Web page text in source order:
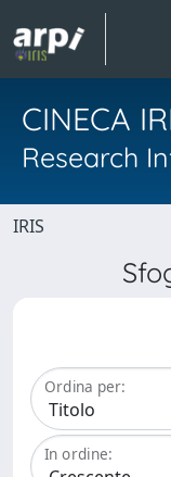
CINECA
Research
IRIS
Ordina per:
In ordine: